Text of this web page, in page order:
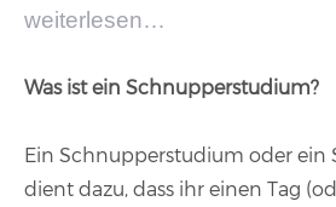
weiterlesen…
Was ist ein Schnupperstudium?
Ein Schnupperstudium oder ein
dient dazu, dass ihr einen Tag